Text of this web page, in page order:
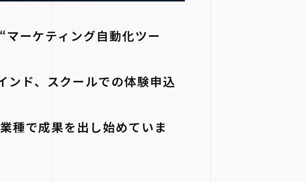
ーケティング自動化ツー
ンド、スクールでの体験申込
種で成果を出し始めていま